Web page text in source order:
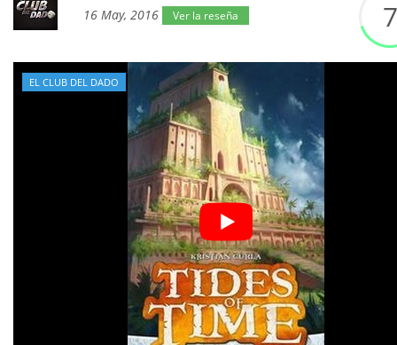
16 May, 2016
Ver la reseña 7
EL CLUB DEL DADO